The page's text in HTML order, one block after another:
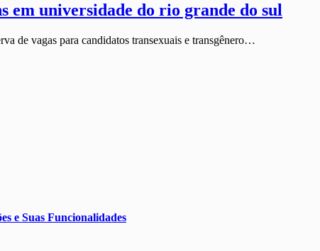
em universidade do rio grande do sul
de vagas para candidatos transexuais e transgênero…
e Suas Funcionalidades